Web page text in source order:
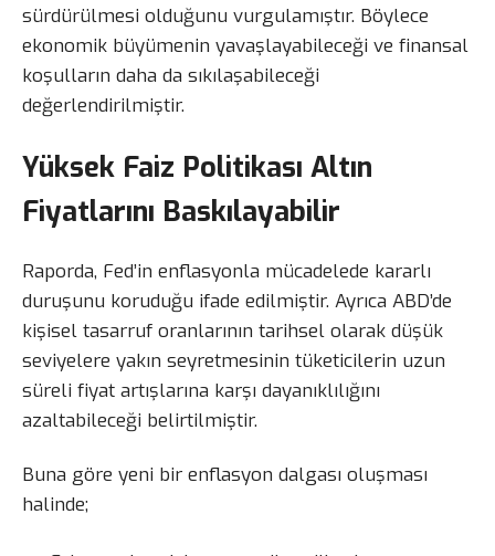
sürdürülmesi olduğunu vurgulamıştır. Böylece
ekonomik büyümenin yavaşlayabileceği ve finansal
koşulların daha da sıkılaşabileceği
değerlendirilmiştir.
Yüksek Faiz Politikası Altın
Fiyatlarını Baskılayabilir
Raporda, Fed’in enflasyonla mücadelede kararlı
duruşunu koruduğu ifade edilmiştir. Ayrıca ABD’de
kişisel tasarruf oranlarının tarihsel olarak düşük
seviyelere yakın seyretmesinin tüketicilerin uzun
süreli fiyat artışlarına karşı dayanıklılığını
azaltabileceği belirtilmiştir.
Buna göre yeni bir enflasyon dalgası oluşması
halinde;